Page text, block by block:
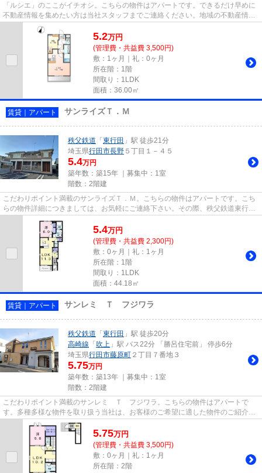
「ルシエ」のここがイチオシ。こちらの物件はアパートです。できるだけ早めに
不動産情報を集めたい方は当社スタッフまでご連絡ください。地域の不動産情報
をいち早くお届けします。
5.2万円
(管理費・共益費 3,500円)
敷：1ヶ月｜礼：0ヶ月
所在階：1階
間取り：1LDK
面積：36.00㎡
賃貸｜アパート サンライズＴ．Ｍ
秩父鉄道 「 東行田 」駅 徒歩21分
埼玉県行田市長野 ５丁目１－４５
5.4万円
築年数：築15年 ｜募集中： 1室
階数：2階建
こだわりポイント満載のサンライズＴ．Ｍ。こちらの物件はアパートです。こち
らの物件詳細につきましては、お気軽にご連絡下さい。その際、秩父鉄道東行田
周辺の地域情報なども併せて...
5.4万円
(管理費・共益費 2,300円)
敷：0ヶ月｜礼：1ヶ月
所在階：1階
間取り：1LDK
面積：44.18㎡
賃貸｜アパート サンレミ Ｔ フジワラ
秩父鉄道 「 東行田 」駅 徒歩20分
高崎線 「 吹上 」駅 バス22分 「勝呂住宅前」 停歩6分
埼玉県行田市藤原町 ２丁目７番地３
5.75万円
築年数：築13年 ｜募集中： 1室
階数：2階建
こだわりポイント満載のサンレミ Ｔ フジワラ。こちらの物件はアパートで
す。多種多様な物件を取り扱う当社は、お客様のご希望に適した物件のご紹介を
させていただきます。こだわり...
5.75万円
(管理費・共益費 3,500円)
敷：0ヶ月｜礼：1ヶ月
所在階：2階